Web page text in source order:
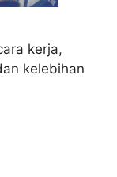
kerja,
kelebihan